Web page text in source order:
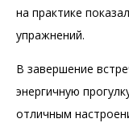
на практике
упражнений.
В завершение
энергичную
отличным